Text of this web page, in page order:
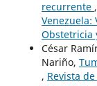
recurrente ,
Venezuela:
Obstetricia
César
Nariño,
, Revista